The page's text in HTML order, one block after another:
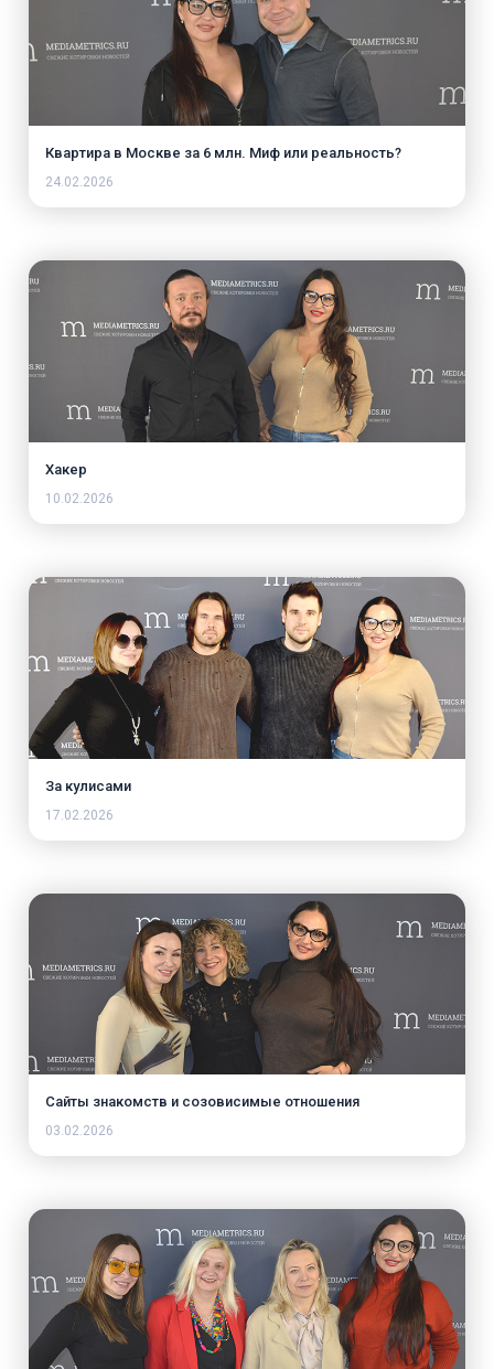
Квартира в Москве за 6 млн. Миф или реальность?
24.02.2026
Хакер
10.02.2026
За кулисами
17.02.2026
Сайты знакомств и созовисимые отношения
03.02.2026